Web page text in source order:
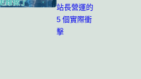
站長營運的
5 個實際衝
擊